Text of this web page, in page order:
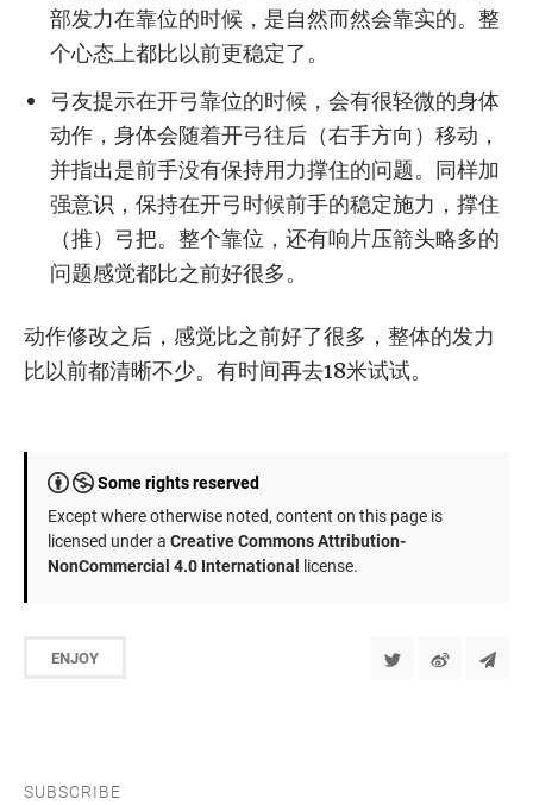
部发力在靠位的时候，是自然而然会靠实的。整
个心态上都比以前更稳定了。
弓友提示在开弓靠位的时候，会有很轻微的身体
动作，身体会随着开弓往后（右手方向）移动，
并指出是前手没有保持用力撑住的问题。同样加
强意识，保持在开弓时候前手的稳定施力，撑住
（推）弓把。整个靠位，还有响片压箭头略多的
问题感觉都比之前好很多。
动作修改之后，感觉比之前好了很多，整体的发力
比以前都清晰不少。有时间再去18米试试。
Some rights reserved
Except where otherwise noted, content on this page is
licensed under a Creative Commons Attribution-
NonCommercial 4.0 International license.
ENJOY
SUBSCRIBE